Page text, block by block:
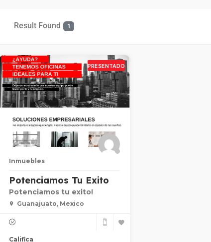
Result Found 1
PRESENTADO
Inmuebles
Potenciamos Tu Exito
Potenciamos tu exito!
Guanajuato, Mexico
Califica